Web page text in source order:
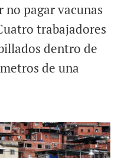
no pagar vacunas
trabajadores
dentro de
de una